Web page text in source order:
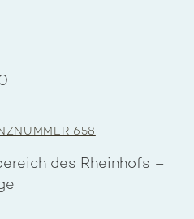
658
des Rheinhofs –